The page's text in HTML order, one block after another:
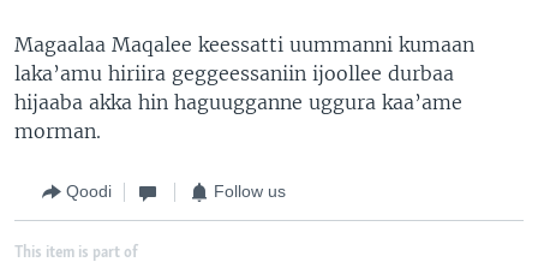
Magaalaa Maqalee keessatti uummanni kumaan
laka’amu hiriira geggeessaniin ijoollee durbaa
hijaaba akka hin haguugganne uggura kaa’ame
morman.
Qoodi Follow us
This item is part of